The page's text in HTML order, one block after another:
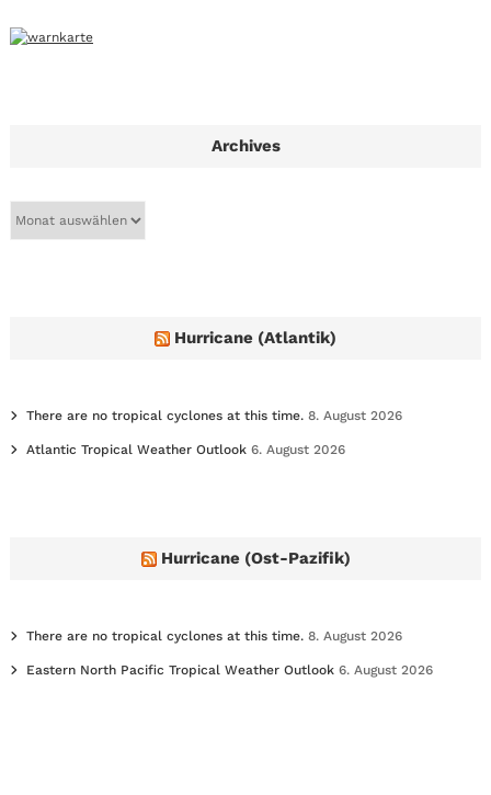
Archives
Hurricane (Atlantik)
There are no tropical cyclones at this time. 8. August 2026
Atlantic Tropical Weather Outlook 6. August 2026
Hurricane (Ost-Pazifik)
There are no tropical cyclones at this time. 8. August 2026
Eastern North Pacific Tropical Weather Outlook 6. August 2026